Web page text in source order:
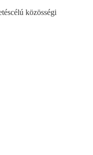
közösségi